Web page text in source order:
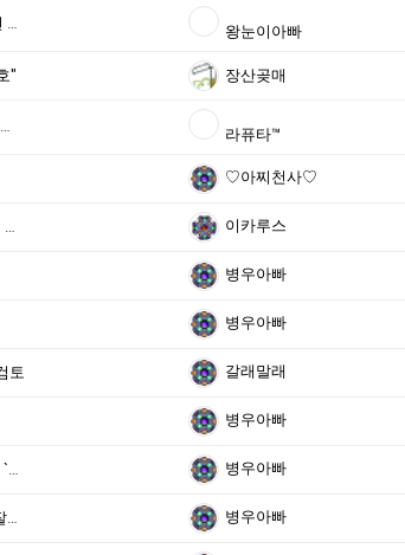
왕눈이아빠
" 장산곶매
라퓨타™
♡아찌천사♡
이카루스
병우아빠
병우아빠
토 갈래말래
병우아빠
` 병우아빠
병우아빠